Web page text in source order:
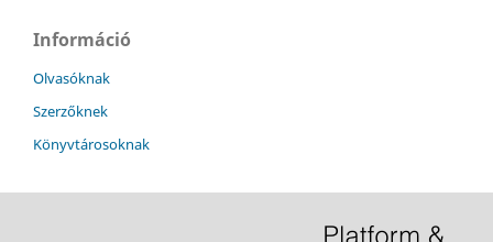
Információ
Olvasóknak
Szerzőknek
Könyvtárosoknak